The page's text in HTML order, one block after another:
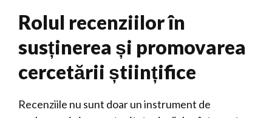
Rolul recenziilor în
susținerea și promovarea
cercetării științifice
Recenziile nu sunt doar un instrument de